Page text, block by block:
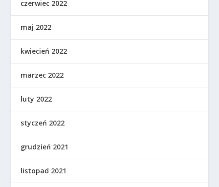
czerwiec 2022
maj 2022
kwiecień 2022
marzec 2022
luty 2022
styczeń 2022
grudzień 2021
listopad 2021